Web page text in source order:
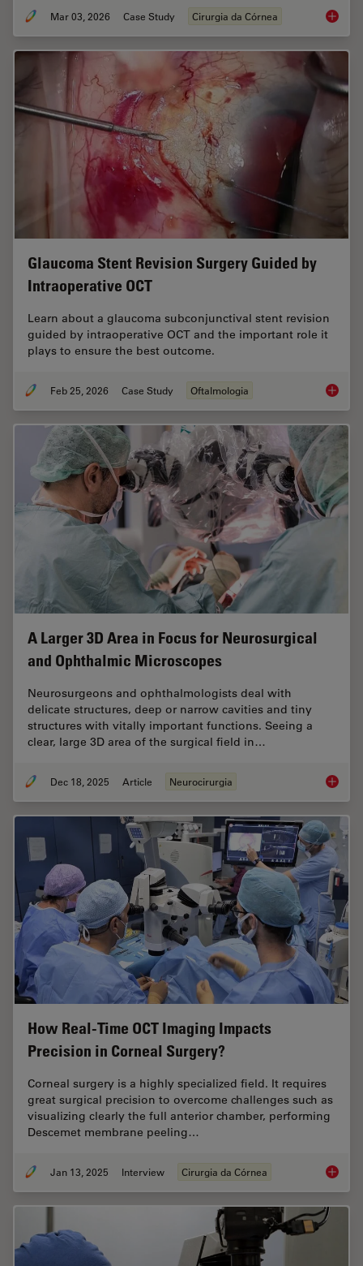
Mar 03, 2026 Case Study Cirurgia da Córnea
Glaucoma Stent Revision Surgery Guided by
Intraoperative OCT
Learn about a glaucoma subconjunctival stent revision
guided by intraoperative OCT and the important role it
plays to ensure the best outcome.
Feb 25, 2026 Case Study Oftalmologia
A Larger 3D Area in Focus for Neurosurgical
and Ophthalmic Microscopes
Neurosurgeons and ophthalmologists deal with
delicate structures, deep or narrow cavities and tiny
structures with vitally important functions. Seeing a
clear, large 3D area of the surgical field in…
Dec 18, 2025 Article Neurocirurgia A
How Real-Time OCT Imaging Impacts
Precision in Corneal Surgery?
Corneal surgery is a highly specialized field. It requires
great surgical precision to overcome challenges such as
visualizing clearly the full anterior chamber, performing
Descemet membrane peeling…
Jan 13, 2025 Interview Cirurgia da Córnea How